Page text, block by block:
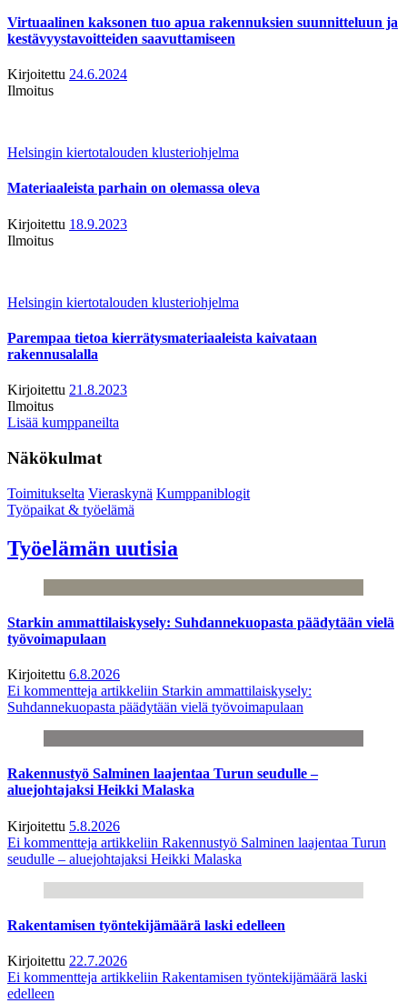
Virtuaalinen kaksonen tuo apua rakennuksien suunnitteluun ja
kestävyystavoitteiden saavuttamiseen
Kirjoitettu 24.6.2024
Ilmoitus
Helsingin kiertotalouden klusteriohjelma
Materiaaleista parhain on olemassa oleva
Kirjoitettu 18.9.2023
Ilmoitus
Helsingin kiertotalouden klusteriohjelma
Parempaa tietoa kierrätysmateriaaleista kaivataan
rakennusalalla
Kirjoitettu 21.8.2023
Ilmoitus
Lisää kumppaneilta
Näkökulmat
Toimitukselta Vieraskynä Kumppaniblogit
Työpaikat & työelämä
Työelämän uutisia
Starkin ammattilaiskysely: Suhdannekuopasta päädytään vielä
työvoimapulaan
Kirjoitettu 6.8.2026
Ei kommentteja artikkeliin Starkin ammattilaiskysely:
Suhdannekuopasta päädytään vielä työvoimapulaan
Rakennustyö Salminen laajentaa Turun seudulle –
aluejohtajaksi Heikki Malaska
Kirjoitettu 5.8.2026
Ei kommentteja artikkeliin Rakennustyö Salminen laajentaa Turun
seudulle – aluejohtajaksi Heikki Malaska
Rakentamisen työntekijämäärä laski edelleen
Kirjoitettu 22.7.2026
Ei kommentteja artikkeliin Rakentamisen työntekijämäärä laski
edelleen